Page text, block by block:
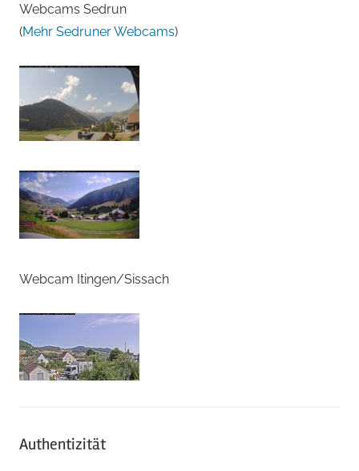
Webcams Sedrun
(Mehr Sedruner Webcams)
Webcam Itingen/Sissach
Authentizität